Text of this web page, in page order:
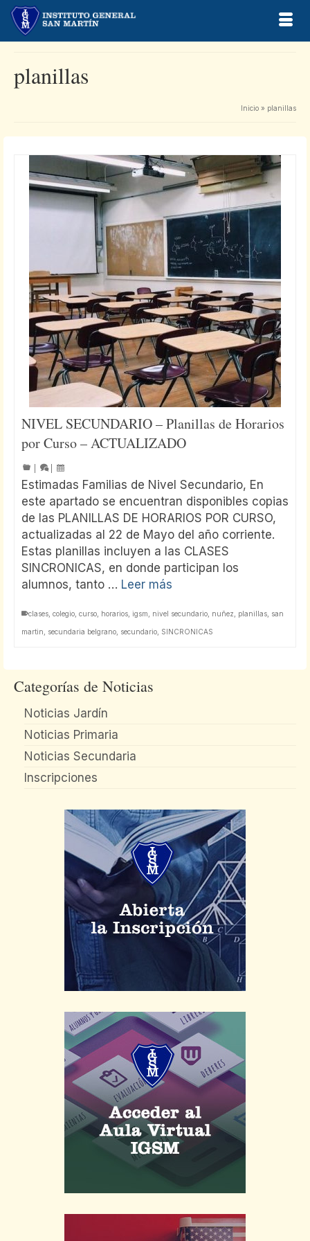
planillas
Inicio » planillas
NIVEL SECUNDARIO – Planillas de Horarios
por Curso – ACTUALIZADO
Estimadas Familias de Nivel Secundario, En
este apartado se encuentran disponibles copias
de las PLANILLAS DE HORARIOS POR CURSO,
actualizadas al 22 de Mayo del año corriente.
Estas planillas incluyen a las CLASES
SINCRONICAS, en donde participan los
alumnos, tanto … Leer más
clases colegio curso horarios igsm nivel secundario nuñez planillas san
martin secundaria belgrano secundario SINCRONICAS
Categorías de Noticias
Noticias Jardín
Noticias Primaria
Noticias Secundaria
Inscripciones